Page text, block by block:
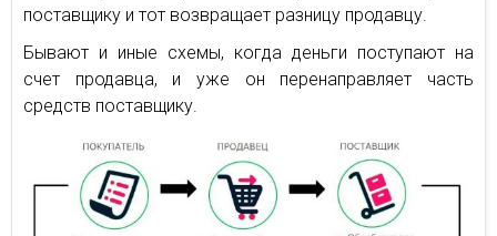
поставщику и тот возвращает разницу продавцу.
Бывают и иные схемы, когда деньги поступают на
счет продавца, и уже он перенаправляет часть
средств поставщику.